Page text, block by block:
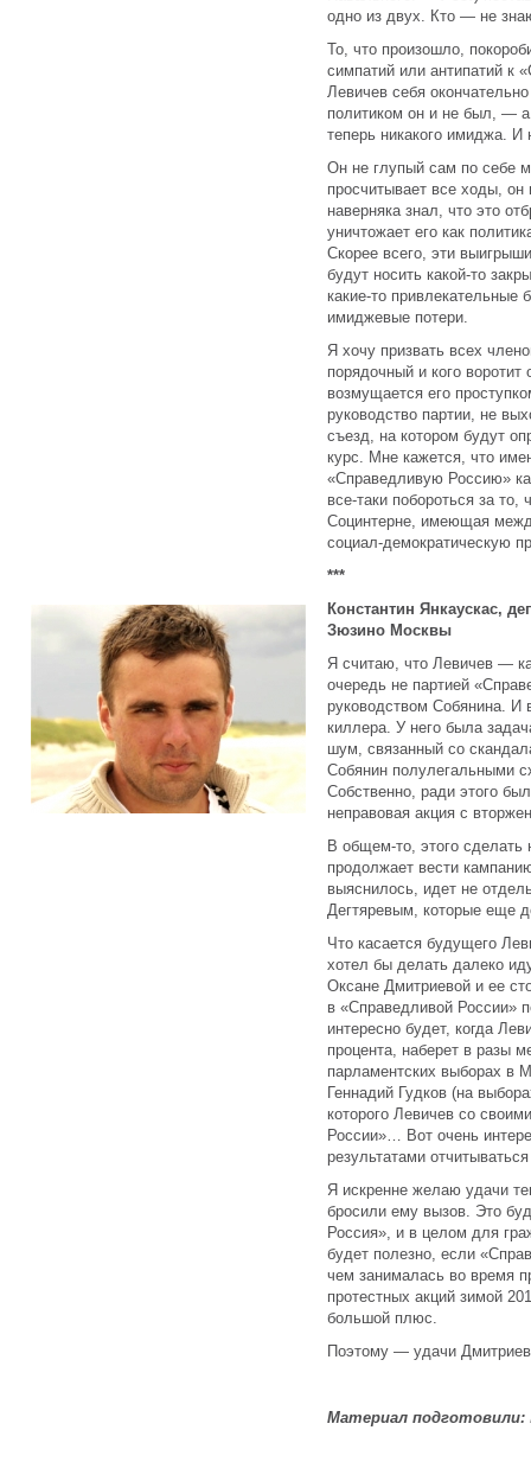
одно из двух. Кто — не
То, что произошло,
симпатий или антипатий к
Левичев себя
политиком он и не был, — а
теперь никакого имиджа. И
Он не глупый сам по себе
просчитывает все ходы,
наверняка знал, что это
уничтожает его как
Скорее всего, эти
будут носить какой-то
какие-то привлекательные
имиджевые потери.
Я хочу призвать всех
порядочный и кого воротит
возмущается его
руководство партии, не
съезд, на котором будут
курс. Мне кажется, что
«Справедливую Россию»
все-таки побороться за
Социнтерне, имеющая
социал-демократическую
***
Константин Янкаускас,
Зюзино Москвы
Я считаю, что Левичев —
очередь не партией
руководством Собянина. И
киллера. У него была
шум, связанный со
Собянин полулегальными
Собственно, ради этого
неправовая акция с
В общем-то, этого
продолжает вести
выяснилось, идет не
Дегтяревым, которые еще
Что касается будущего
хотел бы делать далеко
Оксане Дмитриевой и ее
в «Справедливой России»
интересно будет, когда
процента, наберет в разы
парламентских выборах в
Геннадий Гудков (на
которого Левичев со
России»… Вот очень
результатами
Я искренне желаю удачи
бросили ему вызов. Это
Россия», и в целом для
будет полезно, если
чем занималась во время
протестных акций зимой
большой плюс.
Поэтому — удачи
Материал подготовили: